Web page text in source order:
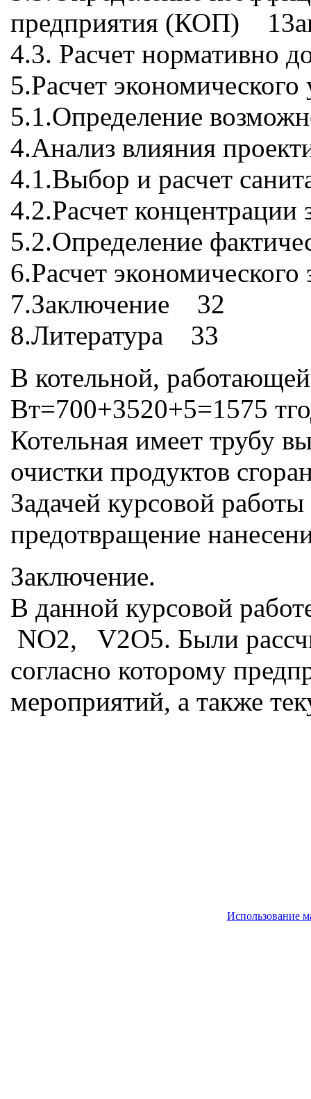
предприятия (КОП)
4.3. Расчет нормативно
5.Расчет
5.1.Определение
4.Анализ влияния
4.1.Выбор и расчет
4.2.Расчет
5.2.Определение
6.Расчет
7.Заключение 32
8.Литература 33
В котельной,
Bт=700+3520+5=1575
Котельная имеет трубу
очистки продуктов
Задачей курсовой
предотвращение
Заключение.
В данной курсовой
NO2, V2O5. Были
согласно которому
мероприятий, а также
Использование